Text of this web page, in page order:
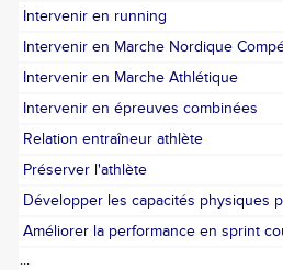
Intervenir en running
Intervenir en Marche Nordique
Intervenir en Marche Athlétique
Intervenir en épreuves combinées
Relation entraîneur athlète
Préserver l'athlète
Développer les capacités physiques
Améliorer la performance en sprint
...